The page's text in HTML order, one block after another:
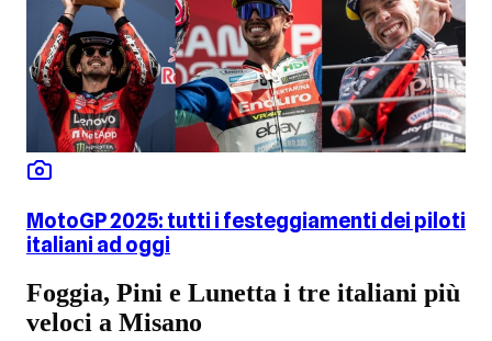
MotoGP 2025: tutti i festeggiamenti dei piloti
italiani ad oggi
Foggia, Pini e Lunetta i tre italiani più
veloci a Misano